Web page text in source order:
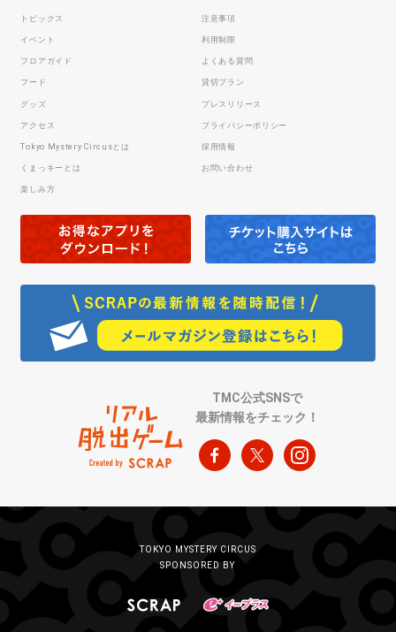
トピックス
イベント
フロアガイド
フード
グッズ
アクセス
Tokyo Mystery Circusとは
くまっキーとは
楽しみ方
注意事項
利用制限
よくある質問
貸切プラン
プレスリリース
プライバシーポリシー
採用情報
お問い合わせ
TMC公式SNSで
最新情報をチェック！
TOKYO MYSTERY CIRCUS
SPONSORED BY